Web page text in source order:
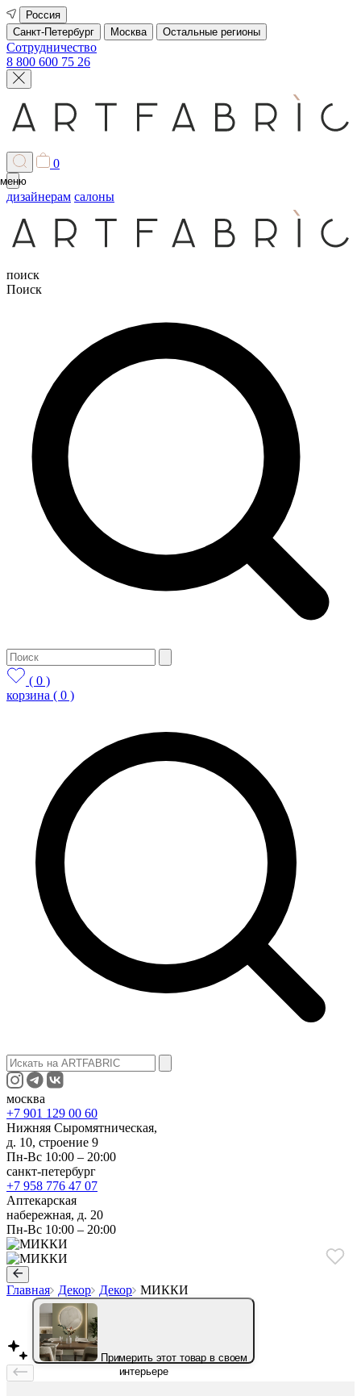
Россия
Санкт-Петербург
Москва Остальные регионы
Сотрудничество
8 800 600 75 26
0
меню
дизайнерам салоны
поиск
Поиск
( 0 )
корзина ( 0 )
москва
+7 901 129 00 60
Нижняя Сыромятническая,
д. 10, строение 9
Пн-Вс 10:00 – 20:00
санкт-петербург
+7 958 776 47 07
Аптекарская
набережная, д. 20
Пн-Вс 10:00 – 20:00
Главная Декор Декор МИККИ
Примерить этот товар в своем
интерьере